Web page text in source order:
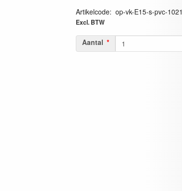
Artikelcode: op-vk-E15-s-pvc-1021
Excl. BTW
Aantal